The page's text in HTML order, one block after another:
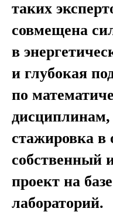
таких
совмещена
в
и глубокая
по
стажировка в
собственный
проект на
лабораторий.